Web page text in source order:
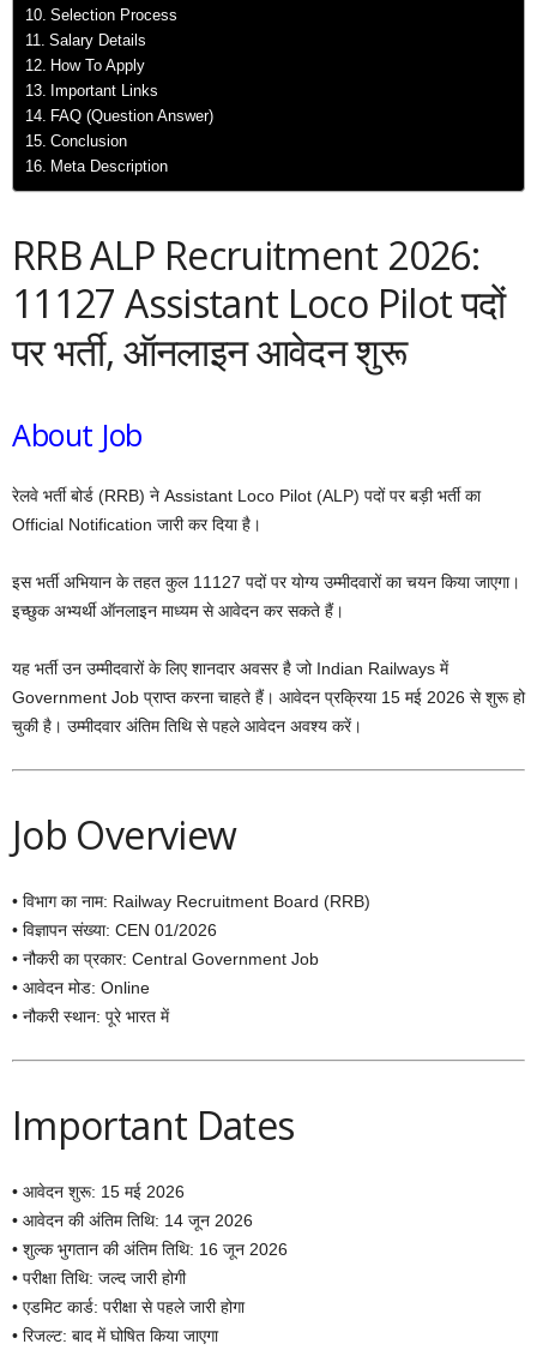
Selection Process
Salary Details
How To Apply
Important Links
FAQ (Question Answer)
Conclusion
Meta Description
RRB ALP Recruitment 2026:
11127 Assistant Loco Pilot पदों
पर भर्ती, ऑनलाइन आवेदन शुरू
About Job
रेलवे भर्ती बोर्ड (RRB) ने Assistant Loco Pilot (ALP) पदों पर बड़ी भर्ती का
Official Notification जारी कर दिया है।
इस भर्ती अभियान के तहत कुल 11127 पदों पर योग्य उम्मीदवारों का चयन किया जाएगा।
इच्छुक अभ्यर्थी ऑनलाइन माध्यम से आवेदन कर सकते हैं।
यह भर्ती उन उम्मीदवारों के लिए शानदार अवसर है जो Indian Railways में
Government Job प्राप्त करना चाहते हैं। आवेदन प्रक्रिया 15 मई 2026 से शुरू हो
चुकी है। उम्मीदवार अंतिम तिथि से पहले आवेदन अवश्य करें।
Job Overview
• विभाग का नाम: Railway Recruitment Board (RRB)
• विज्ञापन संख्या: CEN 01/2026
• नौकरी का प्रकार: Central Government Job
• आवेदन मोड: Online
• नौकरी स्थान: पूरे भारत में
Important Dates
• आवेदन शुरू: 15 मई 2026
• आवेदन की अंतिम तिथि: 14 जून 2026
• शुल्क भुगतान की अंतिम तिथि: 16 जून 2026
• परीक्षा तिथि: जल्द जारी होगी
• एडमिट कार्ड: परीक्षा से पहले जारी होगा
• रिजल्ट: बाद में घोषित किया जाएगा